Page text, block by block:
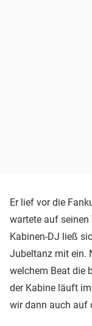
Er lief vor die
wartete auf seinen
Kabinen-DJ ließ
Jubeltanz mit ein.
welchem Beat die
der Kabine läuft
wir dann auch auf